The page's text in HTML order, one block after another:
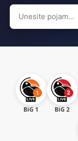
Search
for:
BiG 1 BiG 2